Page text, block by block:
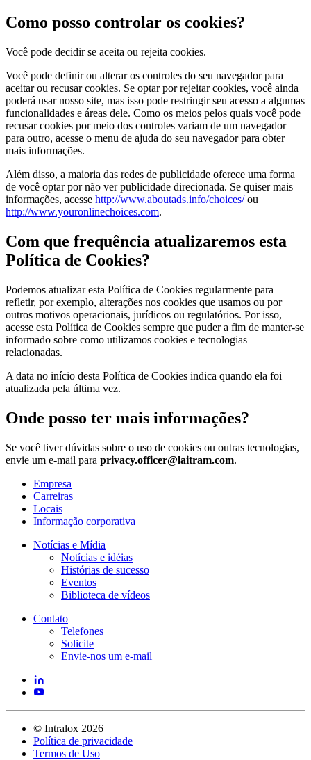
Como posso controlar os cookies?
Você pode decidir se aceita ou rejeita cookies.
Você pode definir ou alterar os controles do seu navegador para
aceitar ou recusar cookies. Se optar por rejeitar cookies, você ainda
poderá usar nosso site, mas isso pode restringir seu acesso a algumas
funcionalidades e áreas dele. Como os meios pelos quais você pode
recusar cookies por meio dos controles variam de um navegador
para outro, acesse o menu de ajuda do seu navegador para obter
mais informações.
Além disso, a maioria das redes de publicidade oferece uma forma
de você optar por não ver publicidade direcionada. Se quiser mais
informações, acesse http://www.aboutads.info/choices/ou
http://www.youronlinechoices.com.
Com que frequência atualizaremos esta
Política de Cookies?
Podemos atualizar esta Política de Cookies regularmente para
refletir, por exemplo, alterações nos cookies que usamos ou por
outros motivos operacionais, jurídicos ou regulatórios. Por isso,
acesse esta Política de Cookies sempre que puder a fim de manter-se
informado sobre como utilizamos cookies e tecnologias
relacionadas.
A data no início desta Política de Cookies indica quando ela foi
atualizada pela última vez.
Onde posso ter mais informações?
Se você tiver dúvidas sobre o uso de cookies ou outras tecnologias,
envie um e-mail para privacy.officer@laitram.com.
Empresa
Carreiras
Locais
Informação corporativa
Notícias e Mídia
Notícias e idéias
Histórias de sucesso
Eventos
Biblioteca de vídeos
Contato
Telefones
Solicite
Envie-nos um e-mail
© Intralox 2026
Política de privacidade
Termos de Uso